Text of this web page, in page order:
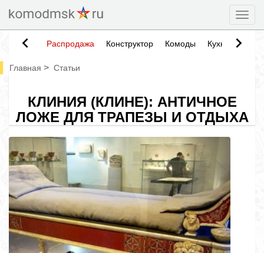
Распродажа Конструктор Комоды Кухни
Главная > Статьи
КЛИНИЯ (КЛИНЕ): АНТИЧНОЕ
ЛОЖЕ ДЛЯ ТРАПЕЗЫ И ОТДЫХА